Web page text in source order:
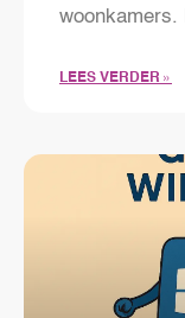
woonkamers.
LEES VERDER »